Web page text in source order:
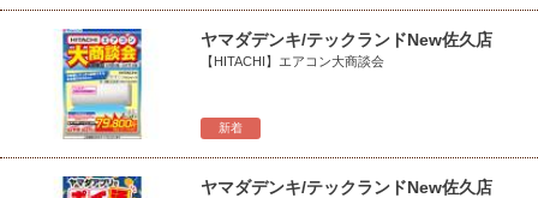
新着
ヤマダデンキ/テックランドNew佐久店
【HITACHI】エアコン大商談会
ヤマダデンキ/テックランドNew佐久店